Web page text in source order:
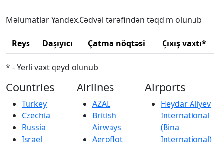
Məlumatlar Yandex.Cədvəl tərəfindən təqdim olunub
Reys Daşıyıcı Çatma nöqtəsi Çıxış vaxtı*
* - Yerli vaxt qeyd olunub
Countries
Turkey
Czechia
Russia
Israel
Airlines
AZAL
British
Airways
Aeroflot
Airports
Heydar Aliyev
International
(Bina
International)